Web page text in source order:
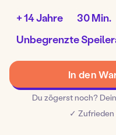
Spiel:
+ 14 Jahre Aufbauzeit:
30 Min.
Anzahl
vonUnbegrenzte
In den
Du zögerst noch?
✓